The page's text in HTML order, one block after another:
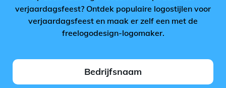
verjaardagsfeest? Ontdek populaire logostijlen voor
verjaardagsfeest en maak er zelf een met de
freelogodesign-logomaker.